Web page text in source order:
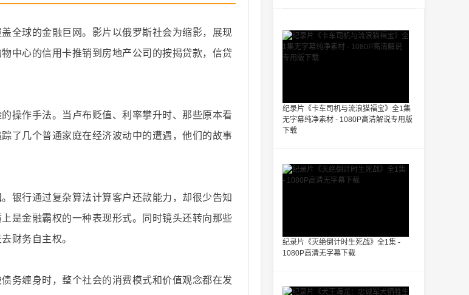
全球的金融巨网。影片以俄罗斯社会为缩影，展现
中心的信用卡推销到房地产公司的按揭贷款，信贷
操作手法。当卢布贬值、利率攀升时、那些原本看
了几个普通家庭在经济波动中的遭遇，他们的故事
银行通过复杂算法计算客户还款能力，却很少告知
是金融霸权的一种表现形式。同时镜头还转向那些
财务自主权。
务缠身时，整个社会的消费模式和价值观念都在发
纪录片《卡车司机与流浪猫福宝》全1集
无字幕纯净素材 - 1080P高清解说专用版
下载
纪录片《灭绝倒计时生死战》全1集 -
1080P高清无字幕下载